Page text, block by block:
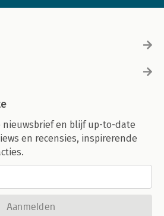
nieuwsbrief en blijf up-to-date
en recensies, inspirerende
Aanmelden